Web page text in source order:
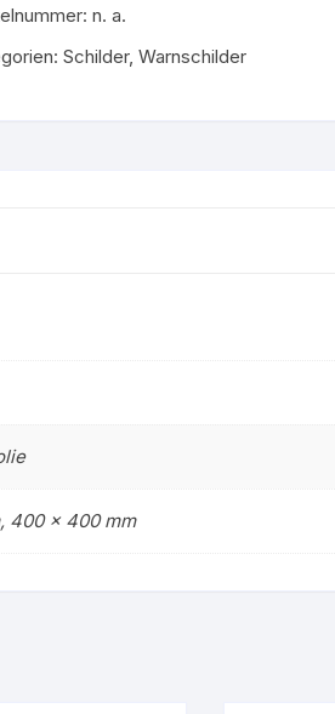
Flüssigkeiten
n. a.
Schilder, Warnschilder
400 x 400 mm